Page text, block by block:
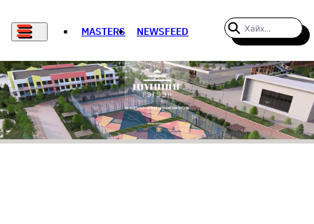
MASTERS NEWSFEED
#WOMENWHODARE СПОРТ
ХӨЛБӨМБӨГ
THE NEW YORK TIMES